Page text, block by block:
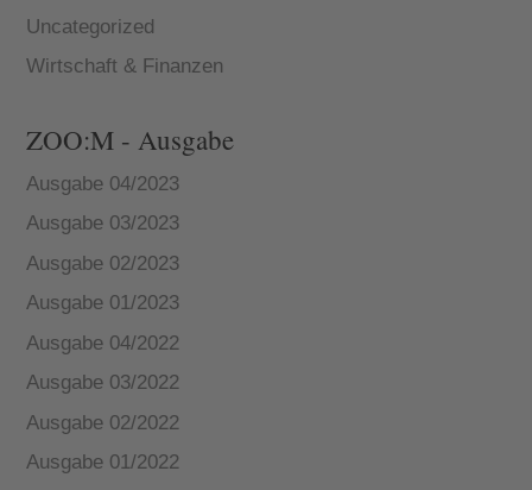
Uncategorized
Wirtschaft & Finanzen
ZOO:M - Ausgabe
Ausgabe 04/2023
Ausgabe 03/2023
Ausgabe 02/2023
Ausgabe 01/2023
Ausgabe 04/2022
Ausgabe 03/2022
Ausgabe 02/2022
Ausgabe 01/2022